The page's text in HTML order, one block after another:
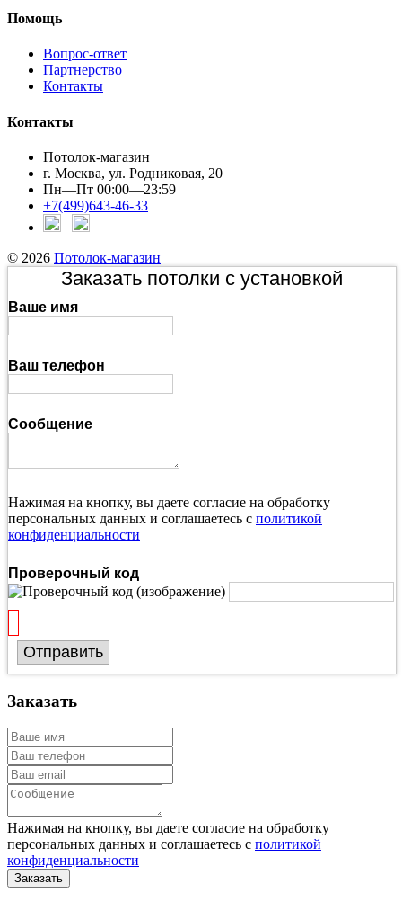
Помощь
Вопрос-ответ
Партнерство
Контакты
Контакты
Потолок-магазин
г. Москва, ул. Родниковая, 20
Пн—Пт 00:00—23:59
+7(499)643-46-33
© 2026 Потолок-магазин
Заказать потолки с установкой
Ваше имя
Ваш телефон
Сообщение
Нажимая на кнопку, вы даете согласие на обработку
персональных данных и соглашаетесь с политикой
конфиденциальности
Проверочный код
Отправить
Заказать
Нажимая на кнопку, вы даете согласие на обработку
персональных данных и соглашаетесь с политикой
конфиденциальности